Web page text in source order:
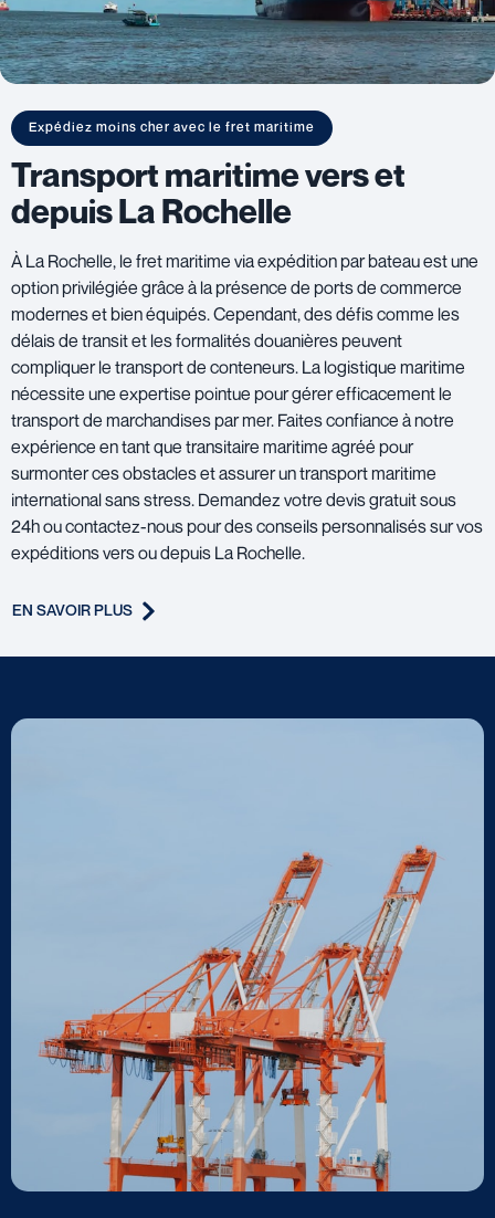
Expédiez moins cher avec le fret maritime
Transport maritime vers et
depuis La Rochelle
À La Rochelle, le fret maritime via expédition par bateau est une
option privilégiée grâce à la présence de ports de commerce
modernes et bien équipés. Cependant, des défis comme les
délais de transit et les formalités douanières peuvent
compliquer le transport de conteneurs. La logistique maritime
nécessite une expertise pointue pour gérer efficacement le
transport de marchandises par mer. Faites confiance à notre
expérience en tant que transitaire maritime agréé pour
surmonter ces obstacles et assurer un transport maritime
international sans stress. Demandez votre devis gratuit sous
24h ou contactez-nous pour des conseils personnalisés sur vos
expéditions vers ou depuis La Rochelle.
EN SAVOIR PLUS